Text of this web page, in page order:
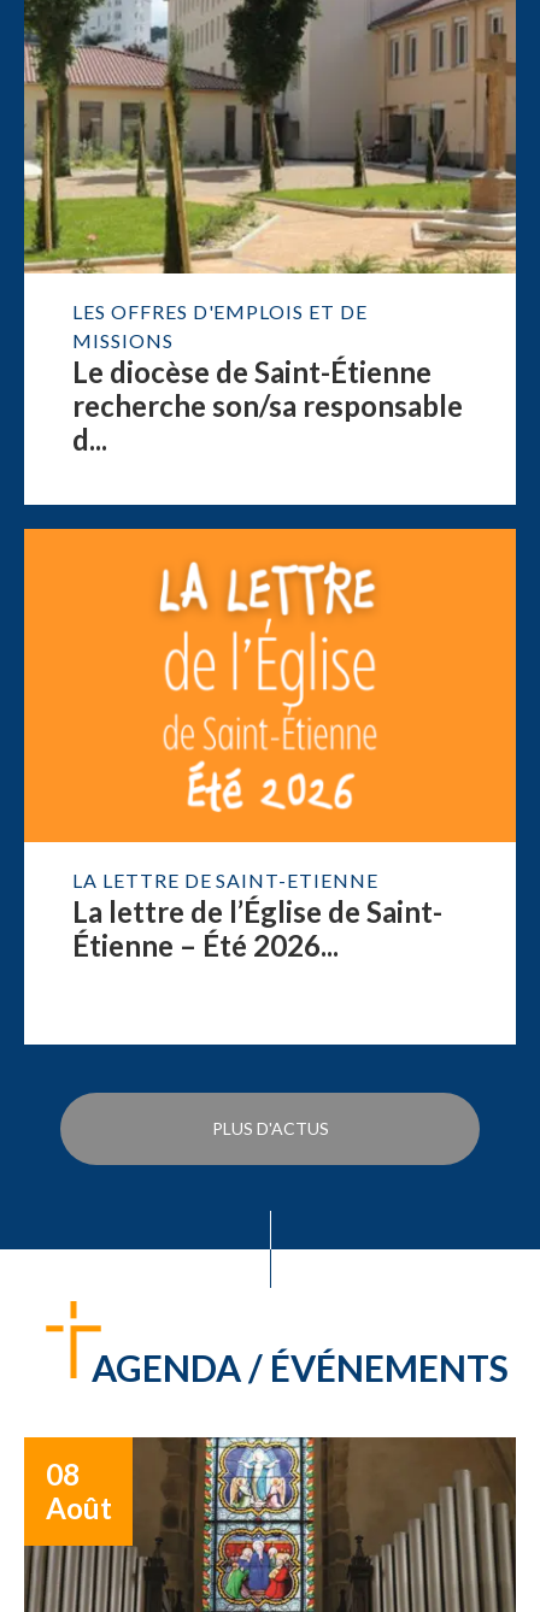
LES OFFRES D'EMPLOIS ET DE
MISSIONS
Le diocèse de Saint-Étienne
recherche son/sa responsable
d...
LA LETTRE DE SAINT-ETIENNE
La lettre de l’Église de Saint-
Étienne – Été 2026...
PLUS D'ACTUS
AGENDA / ÉVÉNEMENTS
08
Août